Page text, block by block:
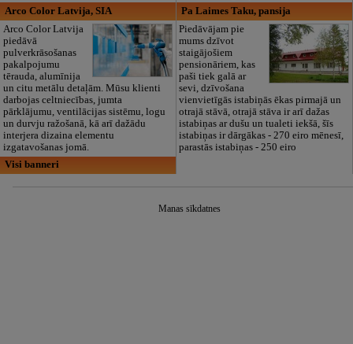
Arco Color Latvija, SIA
Arco Color Latvija
piedāvā
pulverkrāsošanas
pakalpojumu
tērauda, alumīnija
un citu metālu detaļām. Mūsu klienti
darbojas celtniecības, jumta
pārklājumu, ventilācijas sistēmu, logu
un durvju ražošanā, kā arī dažādu
interjera dizaina elementu
izgatavošanas jomā.
Pa Laimes Taku, pansija
Piedāvājam pie
mums dzīvot
staigājošiem
pensionāriem, kas
paši tiek galā ar
sevi, dzīvošana
vienvietīgās istabiņās ēkas pirmajā un
otrajā stāvā, otrajā stāva ir arī dažas
istabiņas ar dušu un tualeti iekšā, šīs
istabiņas ir dārgākas - 270 eiro mēnesī,
parastās istabiņas - 250 eiro
Visi banneri
Manas sīkdatnes